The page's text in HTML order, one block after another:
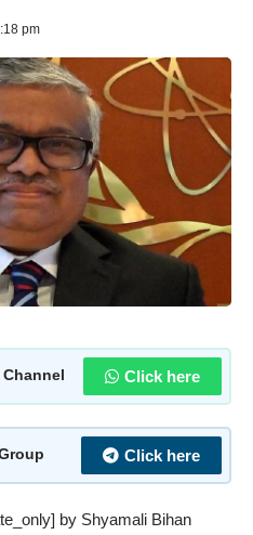
pm
Click here
Click here
by Shyamali Bihan